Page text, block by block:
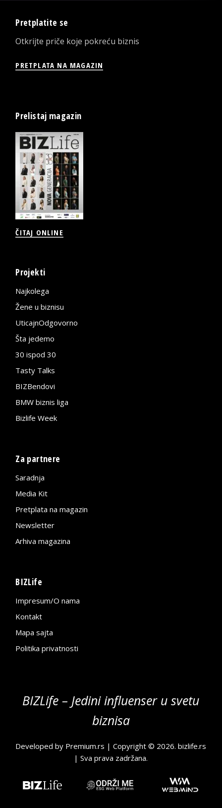
Pretplatite se
Otkrijte priče koje pokreću biznis
PRETPLATA NA MAGAZIN
Prelistaj magazin
ČITAJ ONLINE
Projekti
Najkolega
Žene u biznisu
UticajnOdgovorno
Šta jedemo
30 ispod 30
Tasty Talks
BIZBendovi
BMW biznis liga
Bizlife Week
Za partnere
Saradnja
Media Kit
Pretplata na magazin
Newsletter
Arhiva magazina
BIZLife
Impresum/O nama
Kontakt
Mapa sajta
Politika privatnosti
BIZLife – Jedini influenser u svetu
biznisa
Developed by Premium.rs | Copyright © 2026.bizlife.rs
| Sva prava zadržana.